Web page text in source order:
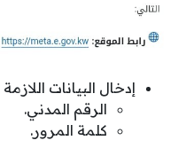
إدخال البيانات
الرقم المدني.
كلمة المرور.